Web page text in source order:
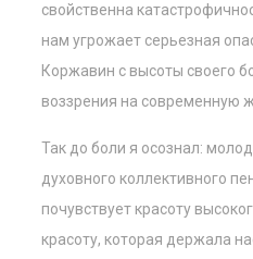
свойственна
нам угрожает серьезная
Коржавин с высоты своего
воззрения на современную
Так до боли я осознал:
духовного коллективного
почувствует красоту
красоту, которая держала